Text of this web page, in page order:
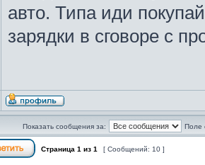
авто. Типа иди
зарядки в сговоре с
Показать сообщения за: Поле
Страница 1 из 1 [ Сообщений: 10 ]